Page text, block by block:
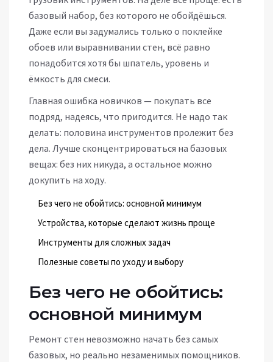
базовый набор, без которого не обойдёшься.
Даже если вы задумались только о поклейке
обоев или выравнивании стен, всё равно
понадобится хотя бы шпатель, уровень и
ёмкость для смеси.
Главная ошибка новичков — покупать все
подряд, надеясь, что пригодится. Не надо так
делать: половина инструментов пролежит без
дела. Лучше сконцентрироваться на базовых
вещах: без них никуда, а остальное можно
докупить на ходу.
Без чего не обойтись: основной минимум
Устройства, которые сделают жизнь проще
Инструменты для сложных задач
Полезные советы по уходу и выбору
Без чего не обойтись:
основной минимум
Ремонт стен невозможно начать без самых
базовых, но реально незаменимых помощников.